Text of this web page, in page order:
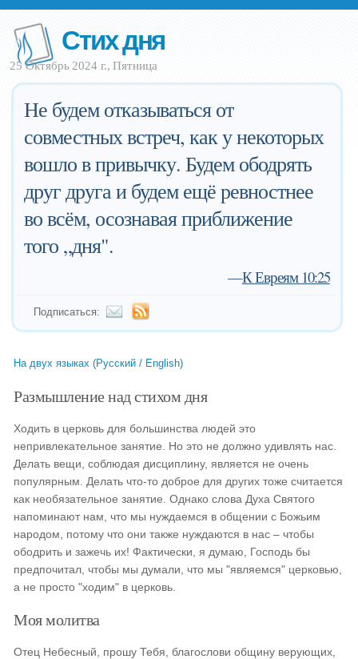
Стих дня
25 Октябрь 2024 г., Пятница
Не будем отказываться от
совместных встреч, как у некоторых
вошло в привычку. Будем ободрять
друг друга и будем ещё ревностнее
во всём, осознавая приближение
того „дня".
—К Евреям 10:25
Подписаться:
На двух языках (Русский / English)
Размышление над стихом дня
Ходить в церковь для большинства людей это
непривлекательное занятие. Но это не должно удивлять нас.
Делать вещи, соблюдая дисциплину, является не очень
популярным. Делать что-то доброе для других тоже считается
как необязательное занятие. Однако слова Духа Святого
напоминают нам, что мы нуждаемся в общении с Божьим
народом, потому что они также нуждаются в нас – чтобы
ободрить и зажечь их! Фактически, я думаю, Господь бы
предпочитал, чтобы мы думали, что мы "являемся" церковью,
а не просто "ходим" в церковь.
Моя молитва
Отец Небесный, прошу Тебя, благослови общину верующих,